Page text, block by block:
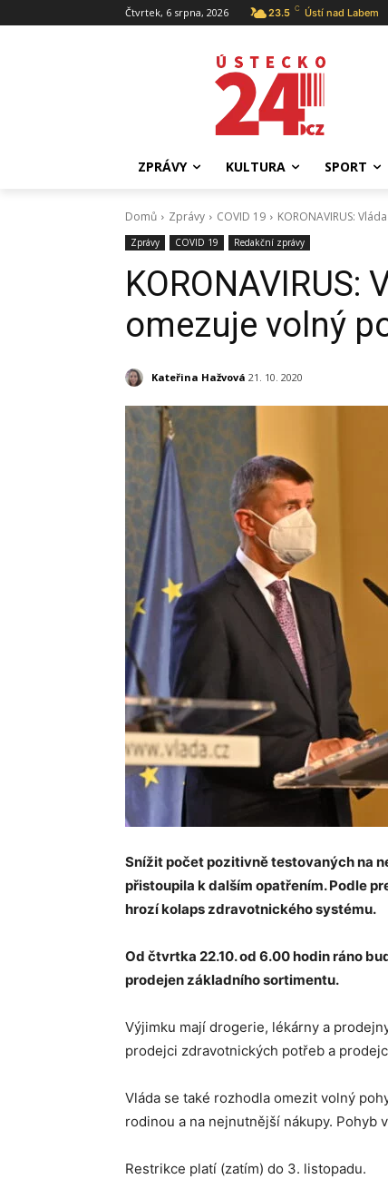
Čtvrtek, 6 srpna, 2026 23.5 C Ústí nad Labem
ZPRÁVY KULTURA SPORT
Domů Zprávy COVID 19 KORONAVIRUS:
Zprávy COVID 19 Redakční zprávy
omezuje volný
Kateřina Hažvová 21. 10. 2020
Snížit počet pozitivně testovaných na
přistoupila k dalším opatřením. Podle
hrozí kolaps zdravotnického systému.
Od čtvrtka 22.10. od 6.00 hodin ráno
prodejen základního sortimentu.
Výjimku mají drogerie, lékárny a
prodejci zdravotnických potřeb a
Vláda se také rozhodla omezit volný
rodinou a na nejnutnější nákupy. Pohyb
Restrikce platí (zatím) do 3. listopadu.